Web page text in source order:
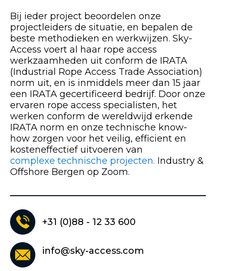
Bij ieder project beoordelen onze
projectleiders de situatie, en bepalen de
beste methodieken en werkwijzen. Sky-
Access voert al haar rope access
werkzaamheden uit conform de IRATA
(Industrial Rope Access Trade Association)
norm uit, en is inmiddels meer dan 15 jaar
een IRATA gecertificeerd bedrijf. Door onze
ervaren rope access specialisten, het
werken conform de wereldwijd erkende
IRATA norm en onze technische know-
how zorgen voor het veilig, efficient en
kosteneffectief uitvoeren van
complexe technische projecten. Industry &
Offshore Bergen op Zoom.
+31 (0)88 - 12 33 600
info@sky-access.com